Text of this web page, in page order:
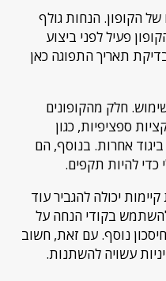
הקופון. הנחות גולף
פעיל לפני ביצוע
תאריך התפוגה כאן
חלק מהקופונים
ספציפיות, כגון
אחרות. בנוסף, הם
כדי להיות תקפים.
יכולה להגביר עוד
בקודי הנחה על
נוסף. עם זאת, חשוב
עשויה להשתנות.